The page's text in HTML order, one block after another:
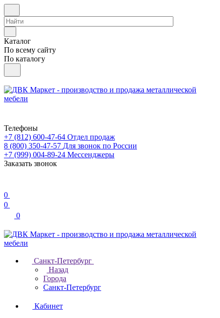
Каталог
По всему сайту
По каталогу
Телефоны
+7 (812) 600-47-64 Отдел продаж
8 (800) 350-47-57 Для звонок по России
+7 (999) 004-89-24 Мессенджеры
Заказать звонок
0
0
0
Санкт-Петербург
Назад
Города
Санкт-Петербург
Кабинет